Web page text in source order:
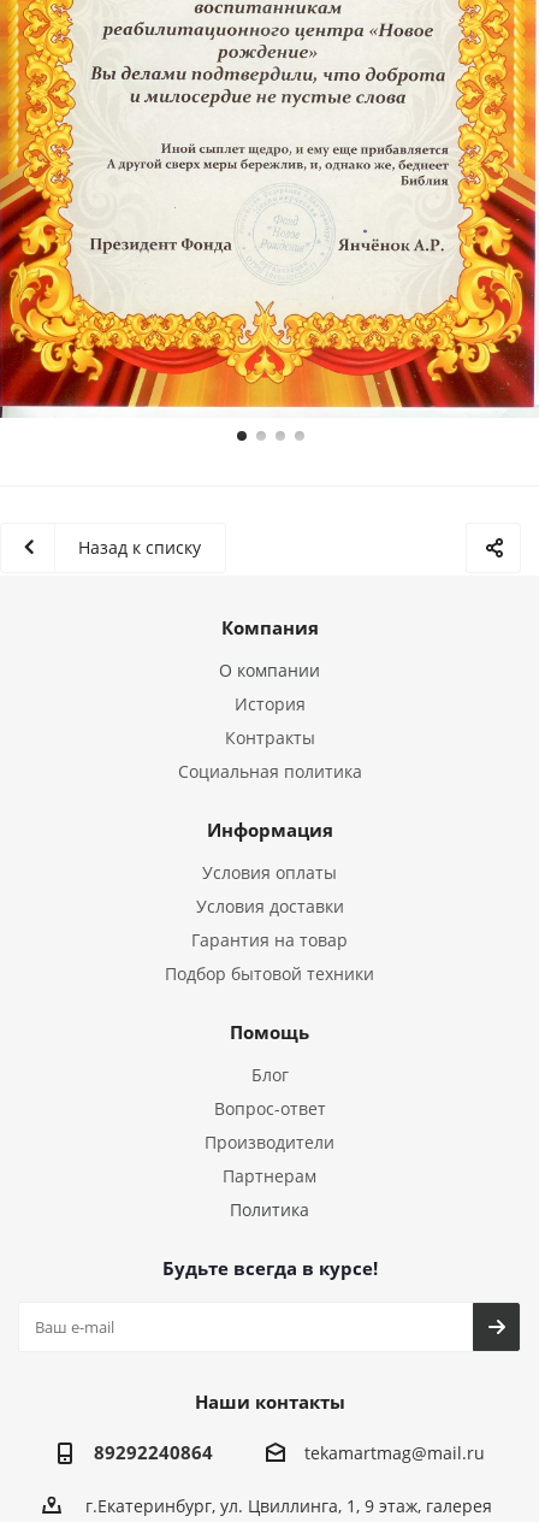
Назад к списку
Компания
О компании
История
Контракты
Социальная политика
Информация
Условия оплаты
Условия доставки
Гарантия на товар
Подбор бытовой техники
Помощь
Блог
Вопрос-ответ
Производители
Партнерам
Политика
Будьте всегда в курсе!
Наши контакты
89292240864 tekamartmag@mail.ru
г.Екатеринбург, ул. Цвиллинга, 1, 9 этаж, галерея